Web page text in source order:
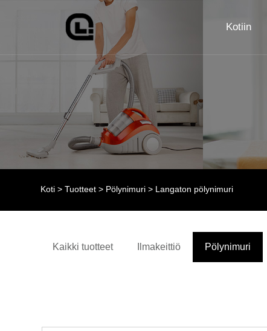
Kotiin
Koti > Tuotteet > Pölynimuri > Langaton pölynimuri
Kaikki tuotteet Ilmakeittiö Pölynimuri